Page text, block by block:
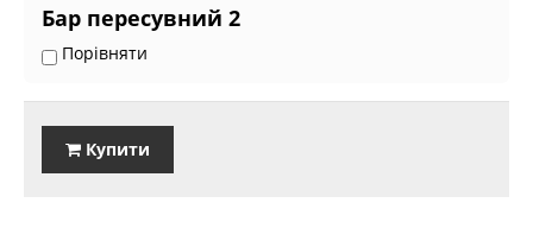
Бар пересувний 2
Порівняти
Купити